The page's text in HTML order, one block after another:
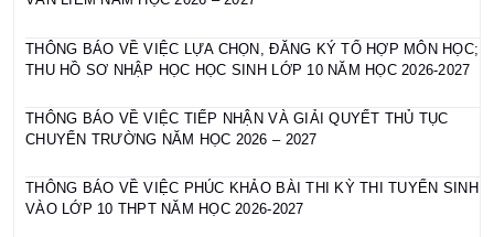
THÔNG BÁO VỀ VIỆC LỰA CHỌN, ĐĂNG KÝ TỔ HỢP MÔN HỌC;
THU HỒ SƠ NHẬP HỌC HỌC SINH LỚP 10 NĂM HỌC 2026-2027
THÔNG BÁO VỀ VIỆC TIẾP NHẬN VÀ GIẢI QUYẾT THỦ TỤC
CHUYỂN TRƯỜNG NĂM HỌC 2026 – 2027
THÔNG BÁO VỀ VIỆC PHÚC KHẢO BÀI THI KỲ THI TUYỂN SINH
VÀO LỚP 10 THPT NĂM HỌC 2026-2027